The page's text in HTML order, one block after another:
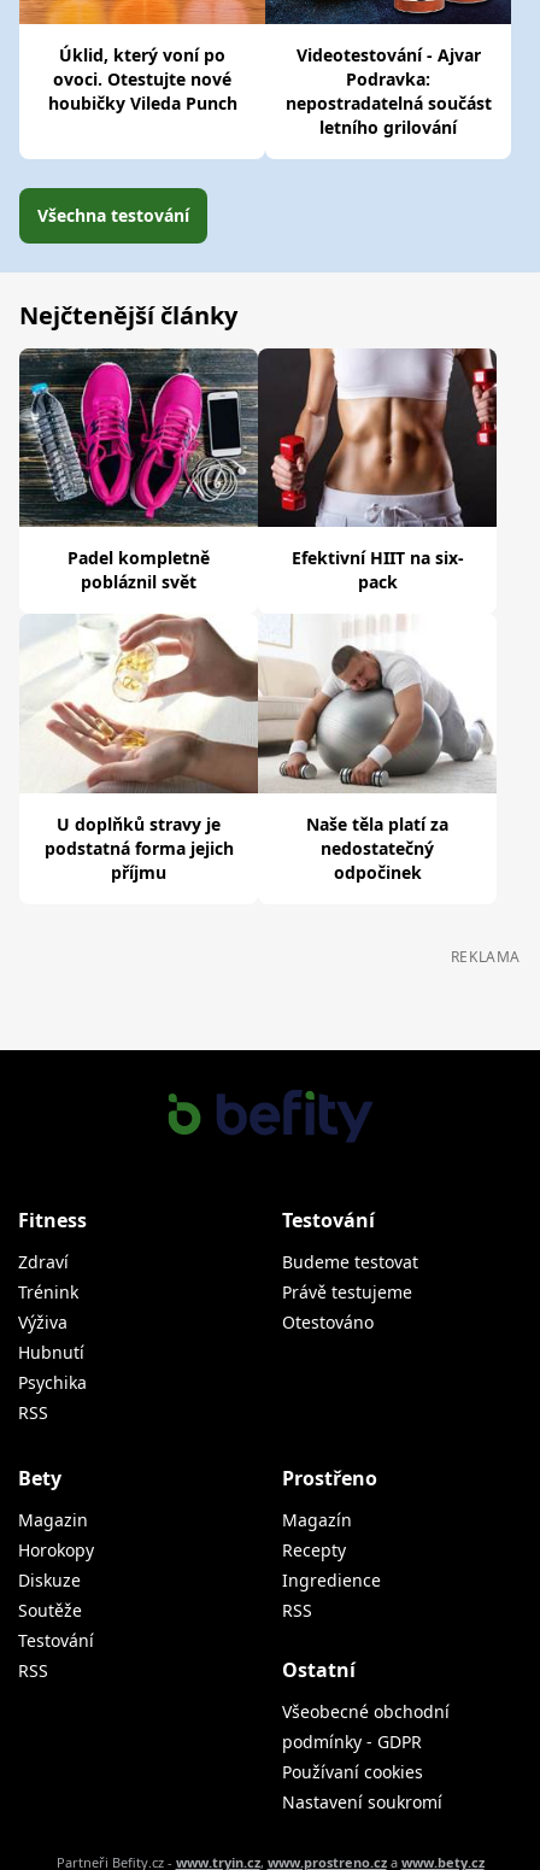
Úklid, který voní po
ovoci. Otestujte nové
houbičky Vileda Punch
Videotestování - Ajvar
Podravka:
nepostradatelná součást
letního grilování
Všechna testování
Nejčtenější články
Padel kompletně
pobláznil svět
Efektivní HIIT na six-
pack
U doplňků stravy je
podstatná forma jejich
příjmu
Naše těla platí za
nedostatečný
odpočinek
REKLAMA
Fitness
Zdraví
Trénink
Výživa
Hubnutí
Psychika
RSS
Testování
Budeme testovat
Právě testujeme
Otestováno
Bety
Magazin
Horokopy
Diskuze
Soutěže
Testování
RSS
Prostřeno
Magazín
Recepty
Ingredience
RSS
Ostatní
Všeobecné obchodní
podmínky - GDPR
Používaní cookies
Nastavení soukromí
Partneři Befity.cz - www.tryin.cz, www.prostreno.cza www.bety.cz